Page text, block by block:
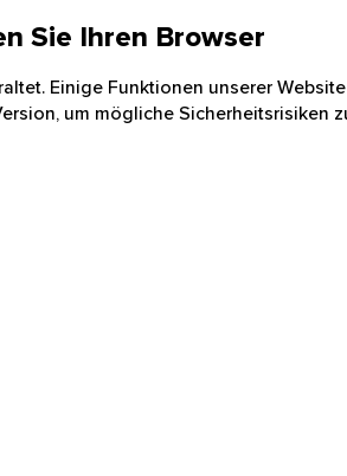
Sie Ihren Browser
Einige Funktionen unserer
um mögliche Sicherheitsrisiken